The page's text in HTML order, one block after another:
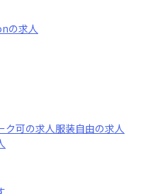
の求人
ク可の求人服装自由の求人